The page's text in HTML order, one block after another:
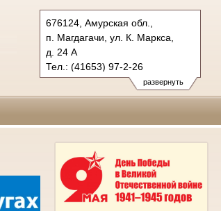
развернуть
676124, Амурская обл.,
п. Магдагачи, ул. К. Маркса,
д. 24 А
Тел.: (41653) 97-2-26
magdagachinskiy.amr@sudrf.ru